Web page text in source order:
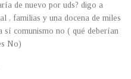
de nuevo por uds? digo a
, familias y una docena de miles
sí comunismo no ( qué deberían
No)